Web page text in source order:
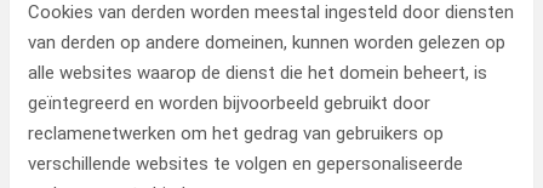
Cookies van derden worden meestal ingesteld door diensten
van derden op andere domeinen, kunnen worden gelezen op
alle websites waarop de dienst die het domein beheert, is
geïntegreerd en worden bijvoorbeeld gebruikt door
reclamenetwerken om het gedrag van gebruikers op
verschillende websites te volgen en gepersonaliseerde